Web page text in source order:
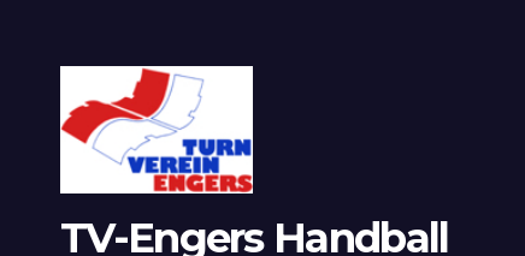
TV-Engers Handball